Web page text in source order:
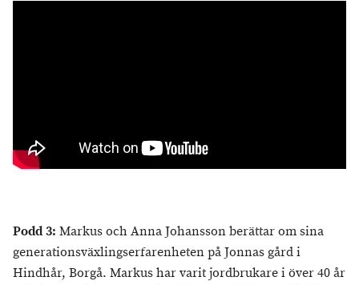
Podd 3: Markus och Anna Johansson berättar om sina
generationsväxlingserfarenheten på Jonnas gård i
Hindhår, Borgå. Markus har varit jordbrukare i över 40 år